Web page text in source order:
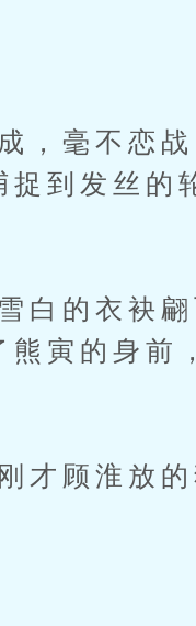
毫不恋战
到发丝的
的衣袂翩
寅的身前
顾淮放的